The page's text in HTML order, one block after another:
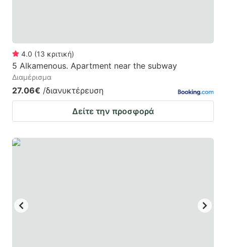
4.0 (13 κριτική)
5 Alkamenous. Apartment near the subway
Διαμέρισμα
27.06€ /διανυκτέρευση
Δείτε την προσφορά